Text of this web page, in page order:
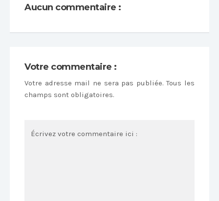
Aucun commentaire :
Votre commentaire :
Votre adresse mail ne sera pas publiée. Tous les
champs sont obligatoires.